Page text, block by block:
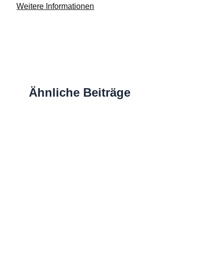
Weitere Informationen
Ähnliche Beiträge